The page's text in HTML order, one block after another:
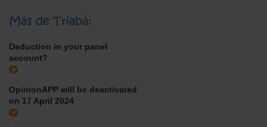
Más de Triabá:
Deduction in your panel
account?
OpinionAPP will be deactivated
on 17 April 2024